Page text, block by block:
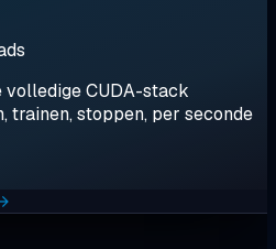
volledige CUDA-stack
trainen, stoppen, per seconde